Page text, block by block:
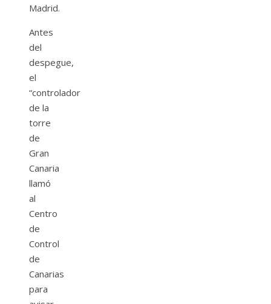
Madrid.
Antes
del
despegue,
el
“controlador
de la
torre
de
Gran
Canaria
llamó
al
Centro
de
Control
de
Canarias
para